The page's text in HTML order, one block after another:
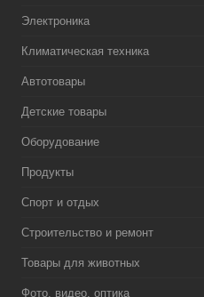
Электроника
Климатическая техника
Автотовары
Детские товары
Оборудование
Продукты
Спорт и отдых
Строительство и ремонт
Товары для животных
Фото, видео, оптика